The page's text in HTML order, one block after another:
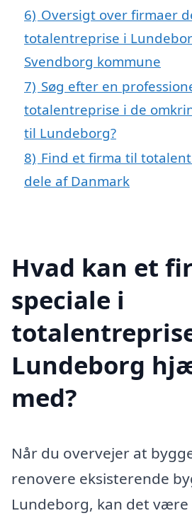
6) Oversigt over firmaer
totalentreprise i
Svendborg kommune
7) Søg efter en
totalentreprise i de
til Lundeborg?
8) Find et firma til
dele af Danmark
Hvad kan et
speciale i
Lundeborg
med?
Når du overvejer at
renovere eksisterende
Lundeborg, kan det være